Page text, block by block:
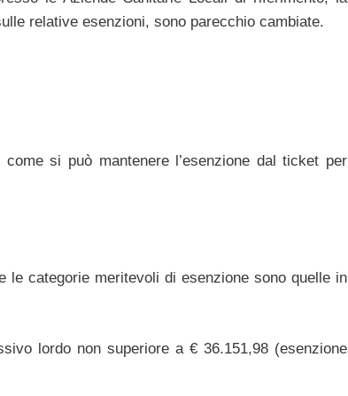
relative esenzioni, sono parecchio cambiate.
si può mantenere l’esenzione dal ticket per
le categorie meritevoli di esenzione sono quelle in
lordo non superiore a € 36.151,98 (esenzione